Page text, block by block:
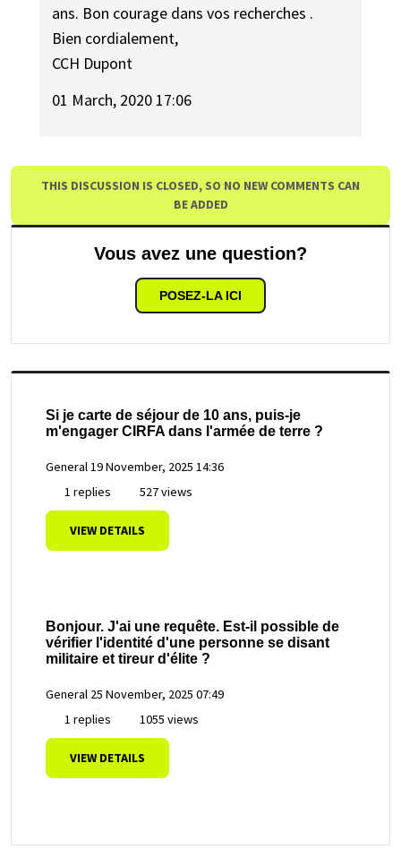
ans. Bon courage dans vos recherches .
Bien cordialement,
CCH Dupont
01 March, 2020 17:06
THIS DISCUSSION IS CLOSED, SO NO NEW COMMENTS CAN
BE ADDED
Vous avez une question?
POSEZ-LA ICI
Si je carte de séjour de 10 ans, puis-je
m'engager CIRFA dans l'armée de terre ?
General19 November, 2025 14:36
1 replies
527 views
VIEW DETAILS
Bonjour. J'ai une requête. Est-il possible de
vérifier l'identité d'une personne se disant
militaire et tireur d'élite ?
General 25 November, 2025 07:49
1 replies
1055 views
VIEW DETAILS